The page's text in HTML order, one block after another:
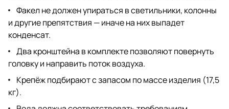
Факел не должен упираться в светильники, колонны
и другие препятствия — иначе на них выпадет
конденсат.
Два кронштейна в комплекте позволяют повернуть
головку и направить поток воздуха.
Крепёж подбирают с запасом по массе изделия (17,5
кг).